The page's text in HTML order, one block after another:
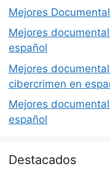
Mejores
Mejores
español
Mejores
cibercrimen en
Mejores
español
Destacados